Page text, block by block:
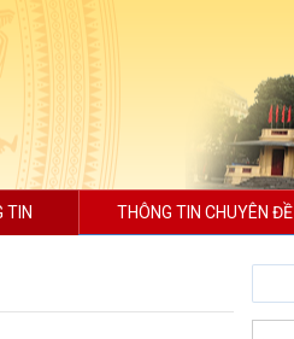
TIN THÔNG TIN CHUYÊN ĐỀ